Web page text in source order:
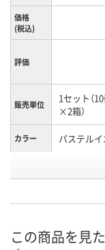
価格
(税込)
評価
販売単位
1セット（
×2箱）
カラー パステル
号
この商品を見